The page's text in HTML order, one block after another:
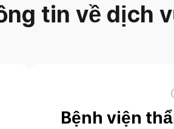
tin về dịch
Bệnh viện